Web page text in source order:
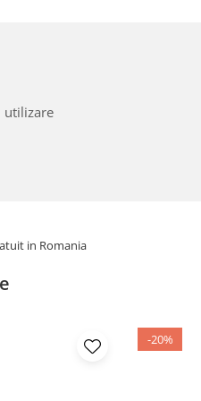
- Soluția perfectă pentru
utilizare
in Romania
-20%